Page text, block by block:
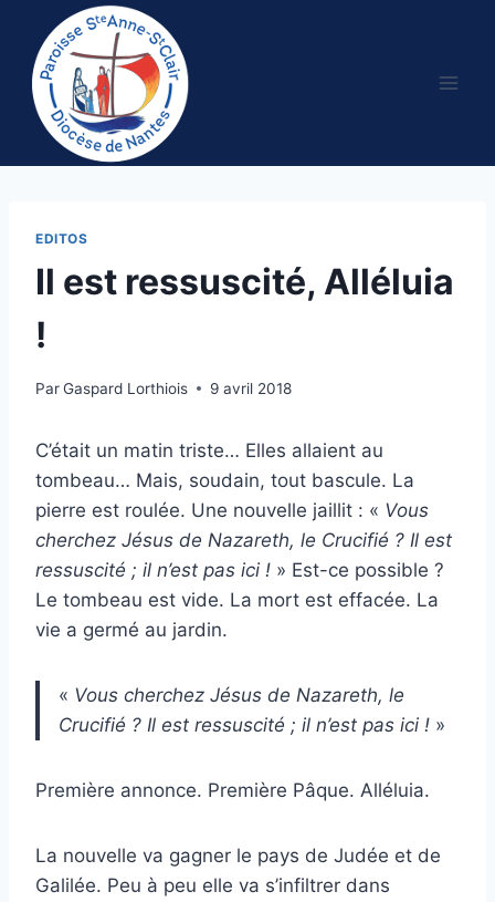
contenu
EDITOS
Il est ressuscité, Alléluia
!
ParGaspard Lorthiois 9 avril 2018
C’était un matin triste… Elles allaient au
tombeau… Mais, soudain, tout bascule. La
pierre est roulée. Une nouvelle jaillit : « Vous
cherchez Jésus de Nazareth, le Crucifié ? Il est
ressuscité ; il n’est pas ici ! » Est-ce possible ?
Le tombeau est vide. La mort est effacée. La
vie a germé au jardin.
« Vous cherchez Jésus de Nazareth, le
Crucifié ? Il est ressuscité ; il n’est pas ici ! »
Première annonce. Première Pâque. Alléluia.
La nouvelle va gagner le pays de Judée et de
Galilée. Peu à peu elle va s’infiltrer dans